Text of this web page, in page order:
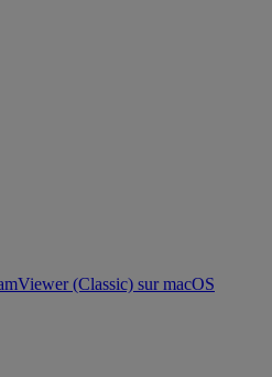
(Classic) sur macOS